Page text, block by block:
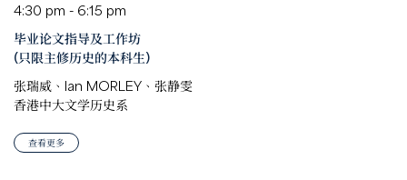
4:30 pm - 6:15 pm
毕业论文指导及工作坊
(只限主修历史的本科生)
张瑞威、Ian MORLEY、张静雯
香港中大文学历史系
查看更多